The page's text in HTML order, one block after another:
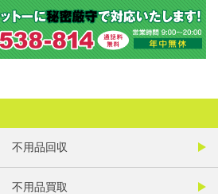
不用品回収
不用品買取